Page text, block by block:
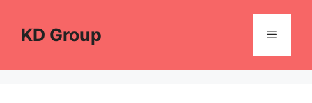
contentKD Group Menu